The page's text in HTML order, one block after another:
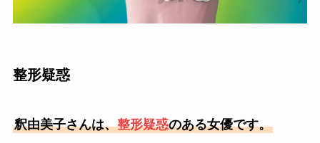
整形疑惑
釈由美子さんは、整形疑惑のある女優です。